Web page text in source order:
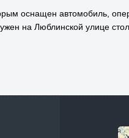
оснащен автомобиль,
на Люблинской улице